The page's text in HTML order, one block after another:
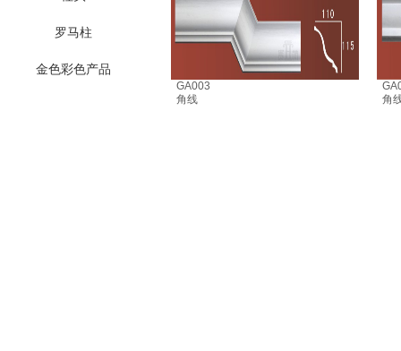
GA003
角线
角
罗马柱
金色彩色产品